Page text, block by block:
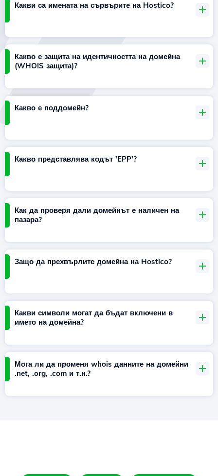
Какви са имената на сървърите на Hostico?
Какво е защита на идентичността на домейна
(WHOIS защита)?
Какво е поддомейн?
Какво представлява кодът 'EPP'?
Как да проверя дали домейнът е наличен на
пазара?
Защо да прехвърлите домейна на Hostico?
Какви символи могат да бъдат включени в
името на домейна?
Мога ли да променя whois данните на домейни
.net, .org, .com и т.н.?